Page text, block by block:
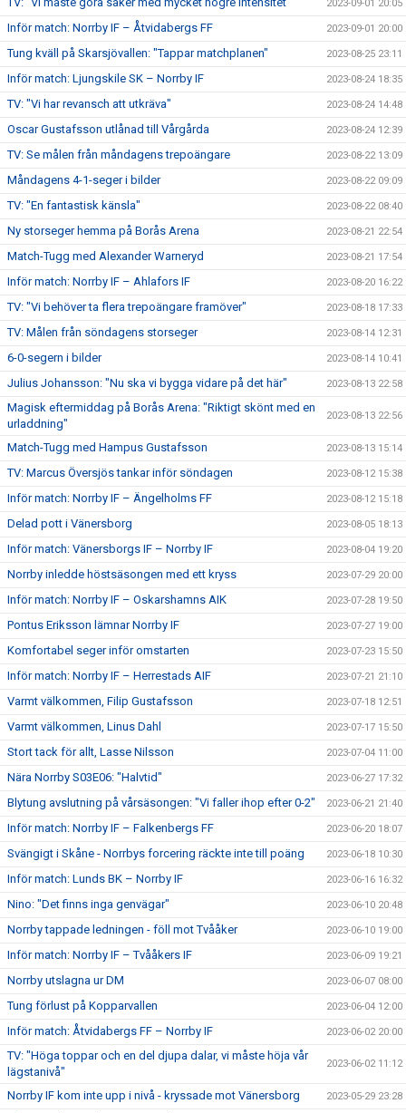
2023-09-01 20:05
Inför match: Norrby IF – Åtvidabergs FF 2023-09-01 20:00
Tung kväll på Skarsjövallen: "Tappar matchplanen" 2023-08-25 23:11
Inför match: Ljungskile SK – Norrby IF 2023-08-24 18:35
TV: "Vi har revansch att utkräva" 2023-08-24 14:48
Oscar Gustafsson utlånad till Vårgårda 2023-08-24 12:39
TV: Se målen från måndagens trepoängare 2023-08-22 13:09
Måndagens 4-1-seger i bilder 2023-08-22 09:09
TV: "En fantastisk känsla" 2023-08-22 08:40
Ny storseger hemma på Borås Arena 2023-08-21 22:54
Match-Tugg med Alexander Warneryd 2023-08-21 17:54
Inför match: Norrby IF – Ahlafors IF 2023-08-20 16:22
TV: "Vi behöver ta flera trepoängare framöver" 2023-08-18 17:33
TV: Målen från söndagens storseger 2023-08-14 12:31
6-0-segern i bilder 2023-08-14 10:41
Julius Johansson: "Nu ska vi bygga vidare på det här" 2023-08-13 22:58
Magisk eftermiddag på Borås Arena: "Riktigt skönt med en
urladdning"
2023-08-13 22:56
Match-Tugg med Hampus Gustafsson 2023-08-13 15:14
TV: Marcus Översjös tankar inför söndagen 2023-08-12 15:38
Inför match: Norrby IF – Ängelholms FF 2023-08-12 15:18
Delad pott i Vänersborg 2023-08-05 18:13
Inför match: Vänersborgs IF – Norrby IF 2023-08-04 19:20
Norrby inledde höstsäsongen med ett kryss 2023-07-29 20:00
Inför match: Norrby IF – Oskarshamns AIK 2023-07-28 19:50
Pontus Eriksson lämnar Norrby IF 2023-07-27 19:00
Komfortabel seger inför omstarten 2023-07-23 15:50
Inför match: Norrby IF – Herrestads AIF 2023-07-21 21:10
Varmt välkommen, Filip Gustafsson 2023-07-18 12:51
Varmt välkommen, Linus Dahl 2023-07-17 15:50
Stort tack för allt, Lasse Nilsson 2023-07-04 11:00
Nära Norrby S03E06: "Halvtid" 2023-06-27 17:32
Blytung avslutning på vårsäsongen: "Vi faller ihop efter 0-2" 2023-06-21 21:40
Inför match: Norrby IF – Falkenbergs FF 2023-06-20 18:07
Svängigt i Skåne - Norrbys forcering räckte inte till poäng 2023-06-18 10:30
Inför match: Lunds BK – Norrby IF 2023-06-16 16:32
Nino: "Det finns inga genvägar" 2023-06-10 20:48
Norrby tappade ledningen - föll mot Tvååker 2023-06-10 19:00
Inför match: Norrby IF – Tvååkers IF 2023-06-09 19:21
Norrby utslagna ur DM 2023-06-07 08:00
Tung förlust på Kopparvallen 2023-06-04 12:00
Inför match: Åtvidabergs FF – Norrby IF 2023-06-02 20:00
TV: "Höga toppar och en del djupa dalar, vi måste höja vår
lägstanivå"
2023-06-02 11:12
Norrby IF kom inte upp i nivå - kryssade mot Vänersborg 2023-05-29 23:28